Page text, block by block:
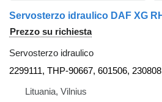
Prezzo su richiesta
Servosterzo idraulico
2299111, THP-90667, 601506, 230808
Lituania, Vilnius